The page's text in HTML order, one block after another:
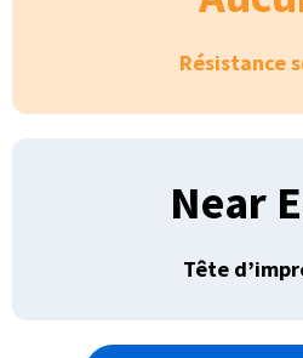
Résistance
Near
Tête